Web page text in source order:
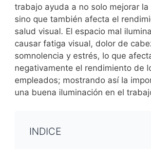
trabajo ayuda a no solo mejorar
sino que también afecta el
salud visual. El espacio mal
causar fatiga visual, dolor de
somnolencia y estrés, lo que
negativamente el rendimiento de
empleados; mostrando así la
una buena iluminación en el
INDICE